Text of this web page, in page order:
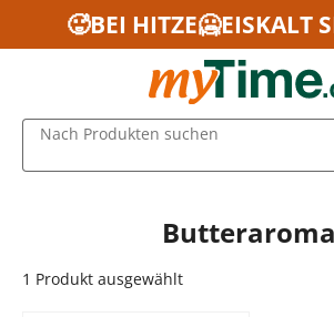
Zum Hauptinhalt springen
Zur Navigation springen
Zur Suche springen
🥵BEI HITZE🥶EISKALT
Nach Produkten suchen
Butteraroma
1 Produkt ausgewählt